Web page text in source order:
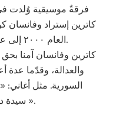
فرقةٌ موسيقية وُلدت في
كاترين إستراد
العام ٢٠٠٠ إلى عام ٢٠٠٤ قبل انتقالهما إلى مرسيليا.
كاترين وفانسان آمنا
والعدالة، وقدّما عدة
السورية. مثل أغاني:
« سيدة دمشق »، « ما في مشكلة » وغيرها.